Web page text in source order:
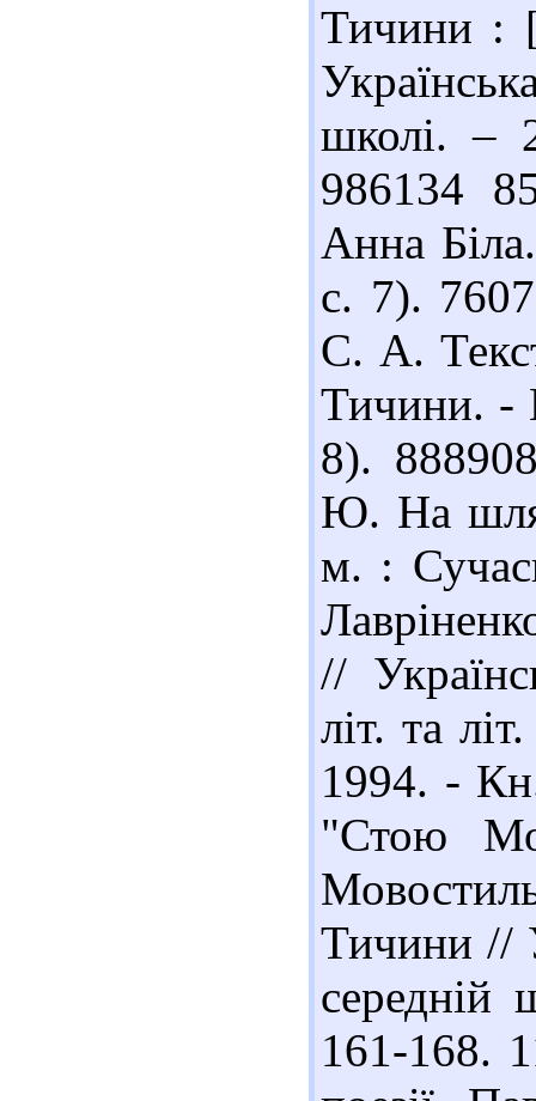
Тичини :
школі.
986134
Анна
с. 7).
С. А.
Тичини. -
8).
Ю. На
м. :
//
літ. та
1994. -
"Стою
Тичини //
161-168.